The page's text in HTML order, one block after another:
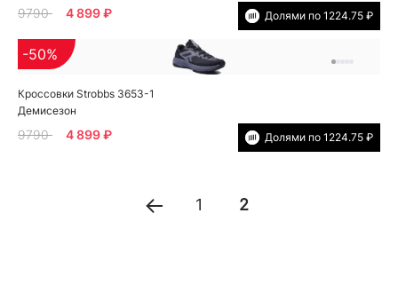
9790 4 899 ₽ Долями по 1224.75 ₽
Кроссовки Strobbs 3653-1
Демисезон
-50%
9790 4 899 ₽ Долями по 1224.75 ₽
1 2